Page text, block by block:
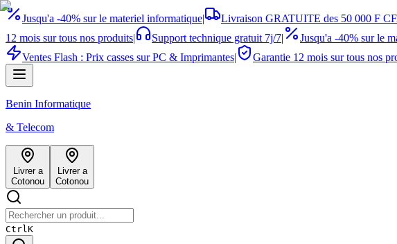
Jusqu'a -40% sur le materiel informatique| Livraison GRATUITE des 50 000 F
12 mois sur tous nos produits| Support technique gratuit 7j/7| Jusqu'a -40% sur le
Ventes Flash : Prix casses sur PC & Imprimantes| Garantie 12 mois sur tous nos
Benin Informatique
& Telecom
Livrer a
Cotonou
Livrer a
Cotonou
CtrlK